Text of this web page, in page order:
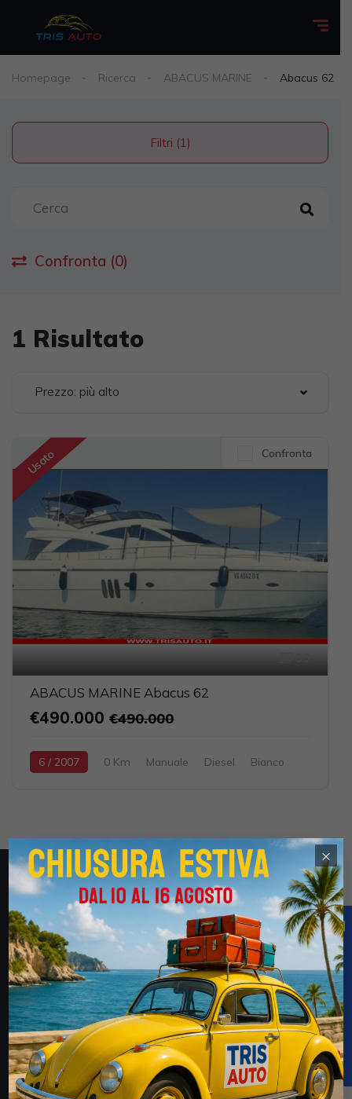
Homepage Ricerca ABACUS MARINE Abacus 62
Filtri (1)
Confronta (0)
1 Risultato
Prezzo: più alto
Usato Confronta
ABACUS MARINE Abacus 62
€490.000 €490.000
6 / 2007 0 Km Manuale Diesel
Bianco
Obblighi informativi per le erogazioni pubbliche: gli aiuti
di Stato e gli aiuti de minimis ricevuti dalla Tris Auto S.r.l.
(CF 02694170735) e della Tris Auto km. Zero S.r.l.
(03052600735) sono contenuti nel Registro nazionale
degli aiuti di Stato di cui all’art. 52 della L. 234/2012 a
cui si rinvia e consultabili al seguente link
https://www.rna.gov.it/RegistroNazionaleTrasparenza/
faces/pages/TrasparenzaAiuto.jspx
×